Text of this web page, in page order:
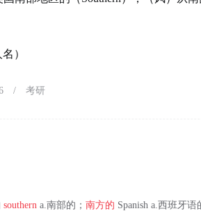
）
/ 考研
southern a.南部的；南方的 Spanish a.西班牙